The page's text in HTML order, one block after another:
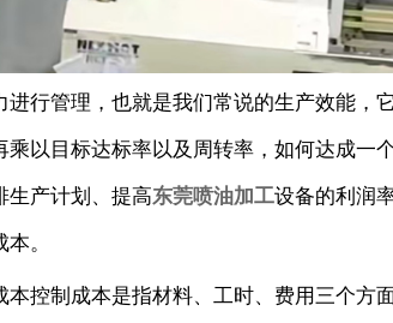
进行管理，也就是我们常说的生产效能，
乘以目标达标率以及周转率，如何达成一
生产计划、提高东莞喷油加工设备的利润
。
本控制成本是指材料、工时、费用三个方